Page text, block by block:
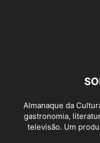
Almanaque da
gastronomia,
televisão. Um